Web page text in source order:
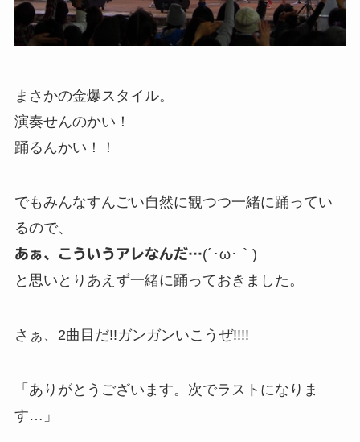
まさかの金爆スタイル。
演奏せんのかい！
踊るんかい！！
でもみんなすんごい自然に観つつ一緒に踊ってい
るので、
あぁ、こういうアレなんだ…(´･ω･｀)
と思いとりあえず一緒に踊っておきました。
さぁ、2曲目だ!!ガンガンいこうぜ!!!!
「ありがとうございます。次でラストになりま
す…」